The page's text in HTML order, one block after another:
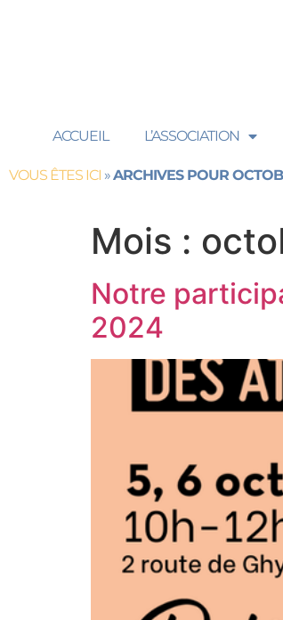
ACCUEIL L’ASSOCIATION
VOUS ÊTES ICI »ARCHIVES POUR
Mois :
Notre
2024